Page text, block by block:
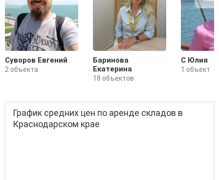
Суворов Евгений
2 объекта
Баринова
Екатерина
18 объектов
С Юлия
1 объект
График средних цен по аренде складов в
Краснодарском крае